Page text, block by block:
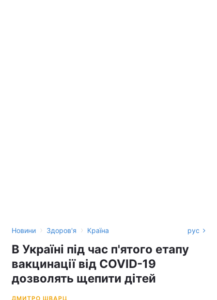
Новини › Здоров'я › Країна рус
В Україні під час п'ятого етапу
вакцинації від COVID-19
дозволять щепити дітей
ДМИТРО ШВАРЦ